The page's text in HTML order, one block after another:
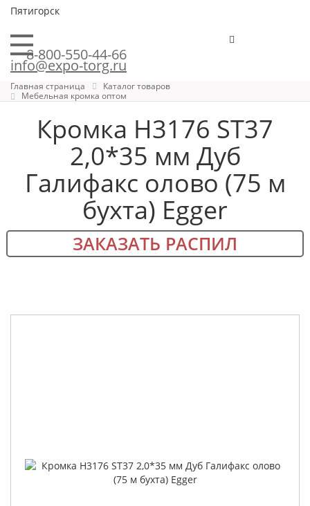
Пятигорск
8-800-550-44-66
info@expo-torg.ru
Главная страница
Каталог товаров
Мебельная кромка оптом
Кромка H3176 ST37
2,0*35 мм Дуб
Галифакс олово (75 м
бухта) Egger
ЗАКАЗАТЬ РАСПИЛ